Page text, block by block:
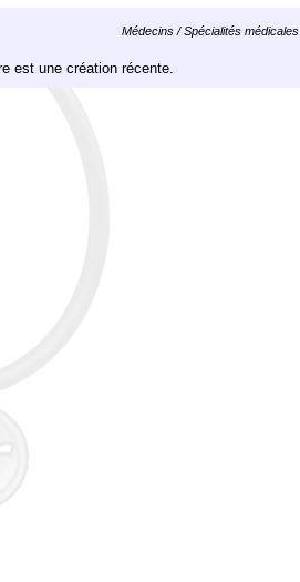
Médecins / Spécialités médicales
est une création récente.